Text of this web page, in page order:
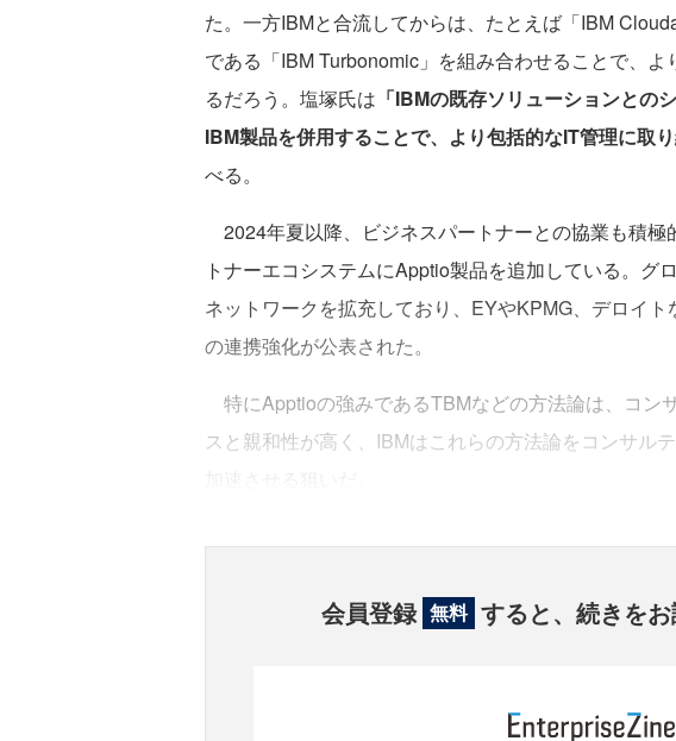
た。一方IBMと合流してからは、たとえば「IBM
である「IBM Turbonomic」を組み合わせることで、
るだろう。塩塚氏は 「IBMの既存ソリューションと
IBM製品を併用することで、より包括的なIT管理に取
べる。
2024年夏以降、ビジネスパートナーとの協業も積極
トナーエコシステムにApptio製品を追加している。グ
ネットワークを拡充しており、EYやKPMG、デロイ
の連携強化が公表された。
特にApptioの強みであるTBMなどの方法論は、コン
スと親和性が高く、IBMはこれらの方法論をコンサル
会員登録 無料 すると、続きを